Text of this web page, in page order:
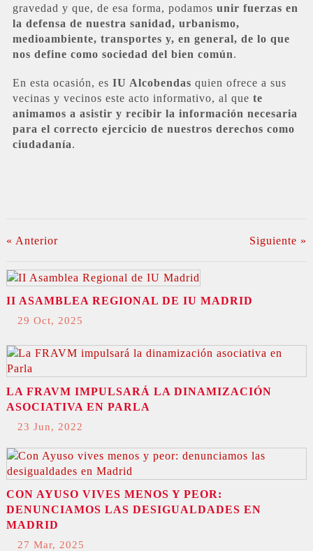
gravedad y que, de esa forma, podamos unir fuerzas en
la defensa de nuestra sanidad, urbanismo,
medioambiente, transportes y, en general, de lo que
nos define como sociedad del bien común.
En esta ocasión, es IU Alcobendas quien ofrece a sus
vecinas y vecinos este acto informativo, al que te
animamos a asistir y recibir la información necesaria
para el correcto ejercicio de nuestros derechos como
ciudadanía.
« Anterior Siguiente »
II ASAMBLEA REGIONAL DE IU MADRID
29 Oct, 2025
LA FRAVM IMPULSARÁ LA DINAMIZACIÓN
ASOCIATIVA EN PARLA
23 Jun, 2022
CON AYUSO VIVES MENOS Y PEOR:
DENUNCIAMOS LAS DESIGUALDADES EN
MADRID
27 Mar, 2025